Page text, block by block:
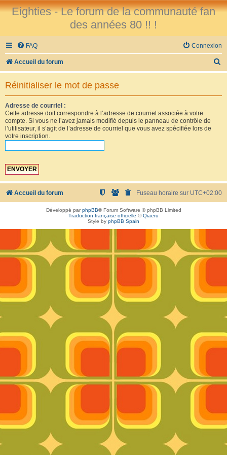
Eighties - Le forum de la communauté fan
des années 80 !! !
FAQ Connexion
Accueil du forum
e
r
Réinitialiser le mot de passe
Adresse de courriel :
Cette adresse doit correspondre à l’adresse de courriel associée à votre
compte. Si vous ne l’avez jamais modifié depuis le panneau de contrôle de
l’utilisateur, il s’agit de l’adresse de courriel que vous avez spécifiée lors de
votre inscription.
Accueil du forum Fuseau horaire sur UTC+02:00
Développé parphpBB® Forum Software © phpBB Limited
Traduction française officielle ©Qiaeru
Style by phpBB Spain